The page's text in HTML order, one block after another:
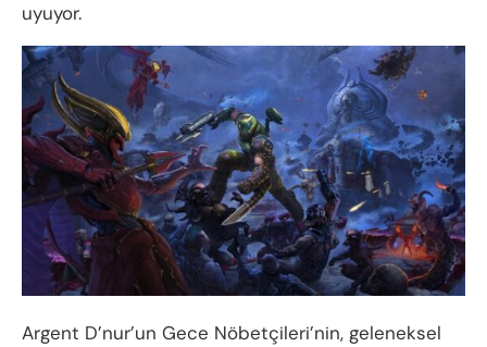
uyuyor.
Argent D’nur’un Gece Nöbetçileri’nin, geleneksel